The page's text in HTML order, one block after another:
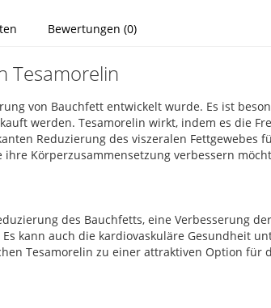
Bewertungen (0)
Tesamorelin
von Bauchfett entwickelt wurde. Es ist
werden. Tesamorelin wirkt, indem es die
Reduzierung des viszeralen Fettgewebes
Körperzusammensetzung verbessern
des Bauchfetts, eine Verbesserung der
kann auch die kardiovaskuläre Gesundheit
Tesamorelin zu einer attraktiven Option für